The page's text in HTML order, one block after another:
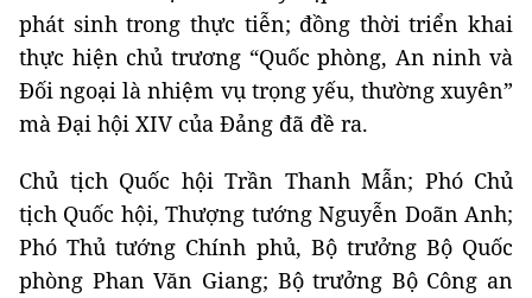
phát sinh trong thực tiễn; đồng thời triển khai
thực hiện chủ trương “Quốc phòng, An ninh và
Đối ngoại là nhiệm vụ trọng yếu, thường xuyên”
mà Đại hội XIV của Đảng đã đề ra.
Chủ tịch Quốc hội Trần Thanh Mẫn; Phó Chủ
tịch Quốc hội, Thượng tướng Nguyễn Doãn Anh;
Phó Thủ tướng Chính phủ, Bộ trưởng Bộ Quốc
phòng Phan Văn Giang; Bộ trưởng Bộ Công an